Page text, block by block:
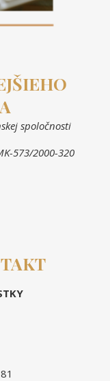
spoločnosti
573/2000-320